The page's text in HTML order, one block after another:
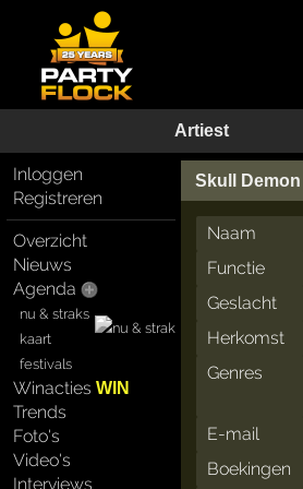
Artiest
Inloggen
Registreren
Overzicht
Nieuws
Agenda
nu & straks
kaart
festivals
WinactiesWIN
Trends
Foto's
Video's
Interviews
Skull Demon
Naam
Functie
Geslacht
Herkomst
Genres
E-mail
Boekingen